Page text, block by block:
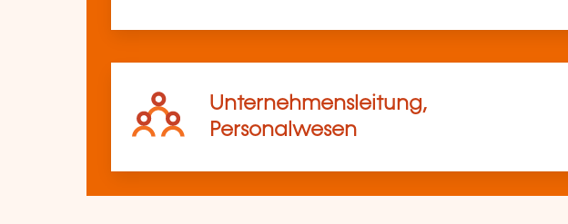
Unternehmensleitung,
Personalwesen